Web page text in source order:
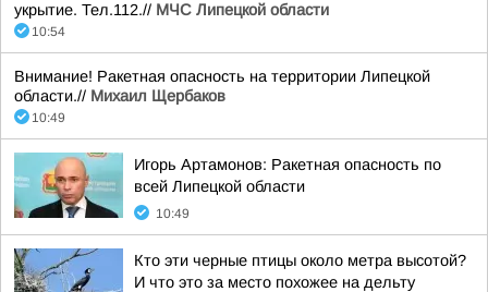
укрытие. Тел.112.// МЧС Липецкой области
10:54
Внимание! Ракетная опасность на территории Липецкой
области.// Михаил Щербаков
10:49
Игорь Артамонов: Ракетная опасность по
всей Липецкой области
10:49
Кто эти черные птицы около метра высотой?
И что это за место похожее на дельту